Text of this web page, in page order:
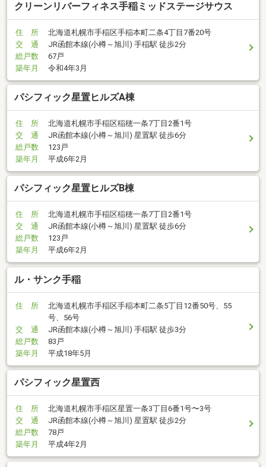
クリーンリバーフィネス手稲ミッドステージサウス
住 所
北海道札幌市手稲区手稲本町二条4丁目7番20号
交 通
JR函館本線(小樽～旭川) 手稲駅 徒歩2分
総戸数
67戸
築年月
令和4年3月
パシフィック星置ヒルズA棟
住 所
北海道札幌市手稲区稲穂一条7丁目2番1号
交 通
JR函館本線(小樽～旭川) 星置駅 徒歩6分
総戸数
123戸
築年月
平成6年2月
パシフィック星置ヒルズB棟
住 所
北海道札幌市手稲区稲穂一条7丁目2番1号
交 通
JR函館本線(小樽～旭川) 星置駅 徒歩6分
総戸数
123戸
築年月
平成6年2月
ル・サンク手稲
住 所
北海道札幌市手稲区手稲本町二条5丁目12番50号、55
号、56号
交 通
JR函館本線(小樽～旭川) 手稲駅 徒歩3分
総戸数
83戸
築年月
平成18年5月
パシフィック星置西
住 所
北海道札幌市手稲区星置一条3丁目6番1号〜3号
交 通
JR函館本線(小樽～旭川) 星置駅 徒歩2分
総戸数
78戸
築年月
平成4年2月